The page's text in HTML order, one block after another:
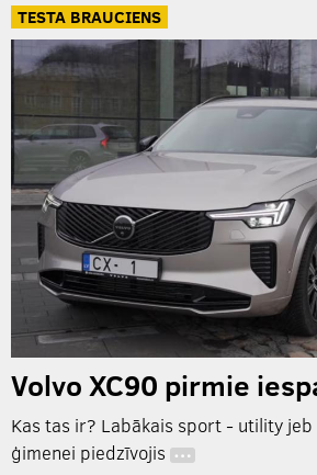
TESTA BRAUCIENS
Volvo XC90 pirmie
Kas tas ir? Labākais sport - utility
ģimenei piedzīvojis …